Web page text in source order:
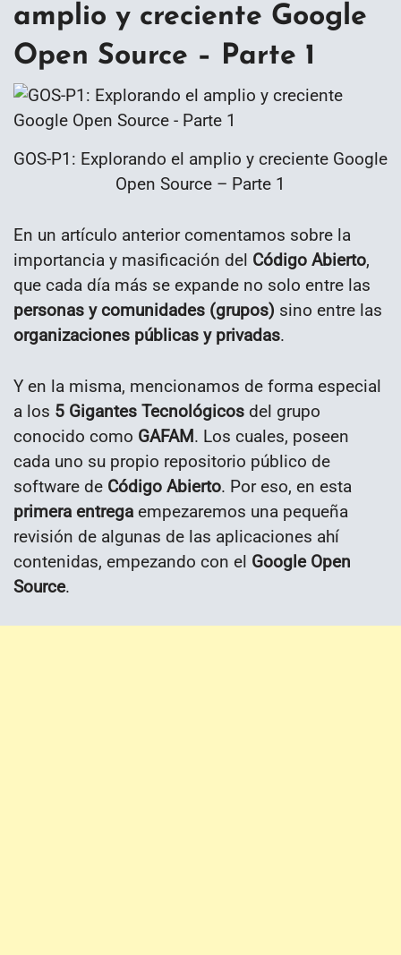
amplio y creciente Google
Open Source – Parte 1
GOS-P1: Explorando el amplio y creciente Google
Open Source – Parte 1
En un artículo anterior comentamos sobre la
importancia y masificación del Código Abierto,
que cada día más se expande no solo entre las
personas y comunidades (grupos) sino entre las
organizaciones públicas y privadas.
Y en la misma, mencionamos de forma especial
a los 5 Gigantes Tecnológicos del grupo
conocido como GAFAM. Los cuales, poseen
cada uno su propio repositorio público de
software de Código Abierto. Por eso, en esta
primera entrega empezaremos una pequeña
revisión de algunas de las aplicaciones ahí
contenidas, empezando con el Google Open
Source.